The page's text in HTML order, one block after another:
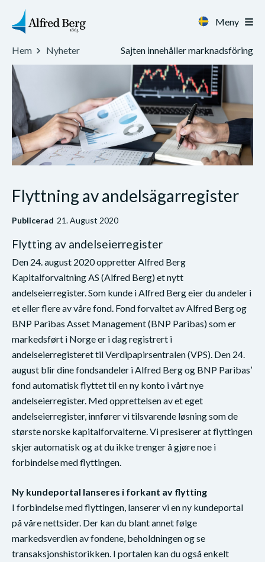
Meny
Sajten innehåller marknadsföring
Hem Nyheter
Flyttning av andelsägarregister
Publicerad 21. August 2020
Flytting av andelseierregister
Den 24. august 2020 oppretter Alfred Berg
Kapitalforvaltning AS (Alfred Berg) et nytt
andelseierregister. Som kunde i Alfred Berg eier du andeler i
et eller flere av våre fond. Fond forvaltet av Alfred Berg og
BNP Paribas Asset Management (BNP Paribas) som er
markedsført i Norge er i dag registrert i
andelseierregisteret til Verdipapirsentralen (VPS). Den 24.
august blir dine fondsandeler i Alfred Berg og BNP Paribas’
fond automatisk flyttet til en ny konto i vårt nye
andelseierregister. Med opprettelsen av et eget
andelseierregister, innfører vi tilsvarende løsning som de
største norske kapitalforvalterne. Vi presiserer at flyttingen
skjer automatisk og at du ikke trenger å gjøre noe i
forbindelse med flyttingen.
Ny kundeportal lanseres i forkant av flytting
I forbindelse med flyttingen, lanserer vi en ny kundeportal
på våre nettsider. Der kan du blant annet følge
markedsverdien av fondene, beholdningen og se
transaksjonshistorikken. I portalen kan du også enkelt